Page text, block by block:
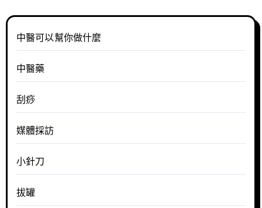
中醫可以幫你做什麼
中醫藥
刮痧
媒體採訪
小針刀
拔罐